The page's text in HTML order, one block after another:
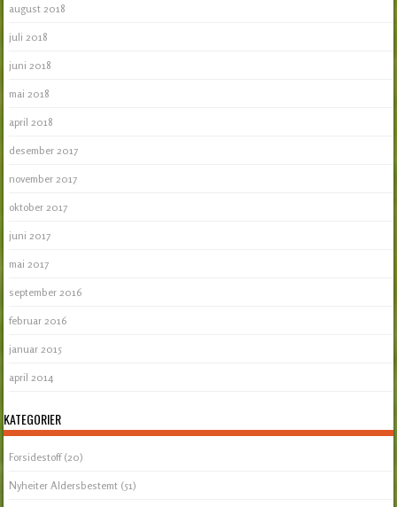
august 2018
juli 2018
juni 2018
mai 2018
april 2018
desember 2017
november 2017
oktober 2017
juni 2017
mai 2017
september 2016
februar 2016
januar 2015
april 2014
KATEGORIER
Forsidestoff(20)
Nyheiter Aldersbestemt (51)